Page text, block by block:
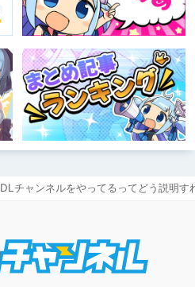
DLチャンネルをやってるってどう説明す